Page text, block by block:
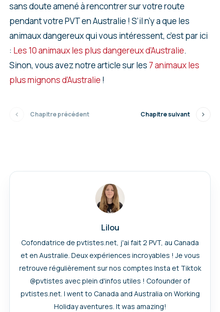
sans doute amené à rencontrer sur votre route
pendant votre PVT en Australie ! S’il n’y a que les
animaux dangereux qui vous intéressent, c’est par ici
: Les 10 animaux les plus dangereux d’Australie.
Sinon, vous avez notre article sur les 7 animaux les
plus mignons d’Australie !
Chapitre précédent Chapitre suivant
Lilou
Cofondatrice de pvtistes.net, j'ai fait 2 PVT, au Canada
et en Australie. Deux expériences incroyables ! Je vous
retrouve régulièrement sur nos comptes Insta et Tiktok
@pvtistes avec plein d'infos utiles ! Cofounder of
pvtistes.net. I went to Canada and Australia on Working
Holiday aventures. It was amazing!